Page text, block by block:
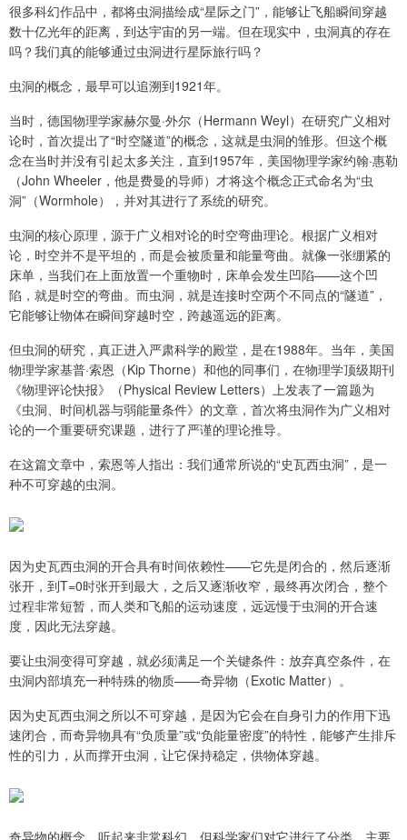
很多科幻作品中，都将虫洞描绘成“星际之门”，能够让飞船瞬间穿越
数十亿光年的距离，到达宇宙的另一端。但在现实中，虫洞真的存在
吗？我们真的能够通过虫洞进行星际旅行吗？
虫洞的概念，最早可以追溯到1921年。
当时，德国物理学家赫尔曼·外尔（Hermann Weyl）在研究广义相对
论时，首次提出了“时空隧道”的概念，这就是虫洞的雏形。但这个概
念在当时并没有引起太多关注，直到1957年，美国物理学家约翰·惠勒
（John Wheeler，他是费曼的导师）才将这个概念正式命名为“虫
洞”（Wormhole），并对其进行了系统的研究。
虫洞的核心原理，源于广义相对论的时空弯曲理论。根据广义相对
论，时空并不是平坦的，而是会被质量和能量弯曲。就像一张绷紧的
床单，当我们在上面放置一个重物时，床单会发生凹陷——这个凹
陷，就是时空的弯曲。而虫洞，就是连接时空两个不同点的“隧道”，
它能够让物体在瞬间穿越时空，跨越遥远的距离。
但虫洞的研究，真正进入严肃科学的殿堂，是在1988年。当年，美国
物理学家基普·索恩（Kip Thorne）和他的同事们，在物理学顶级期刊
《物理评论快报》（Physical Review Letters）上发表了一篇题为
《虫洞、时间机器与弱能量条件》的文章，首次将虫洞作为广义相对
论的一个重要研究课题，进行了严谨的理论推导。
在这篇文章中，索恩等人指出：我们通常所说的“史瓦西虫洞”，是一
种不可穿越的虫洞。
因为史瓦西虫洞的开合具有时间依赖性——它先是闭合的，然后逐渐
张开，到T=0时张开到最大，之后又逐渐收窄，最终再次闭合，整个
过程非常短暂，而人类和飞船的运动速度，远远慢于虫洞的开合速
度，因此无法穿越。
要让虫洞变得可穿越，就必须满足一个关键条件：放弃真空条件，在
虫洞内部填充一种特殊的物质——奇异物（Exotic Matter）。
因为史瓦西虫洞之所以不可穿越，是因为它会在自身引力的作用下迅
速闭合，而奇异物具有“负质量”或“负能量密度”的特性，能够产生排斥
性的引力，从而撑开虫洞，让它保持稳定，供物体穿越。
奇异物的概念，听起来非常科幻，但科学家们对它进行了分类，主要